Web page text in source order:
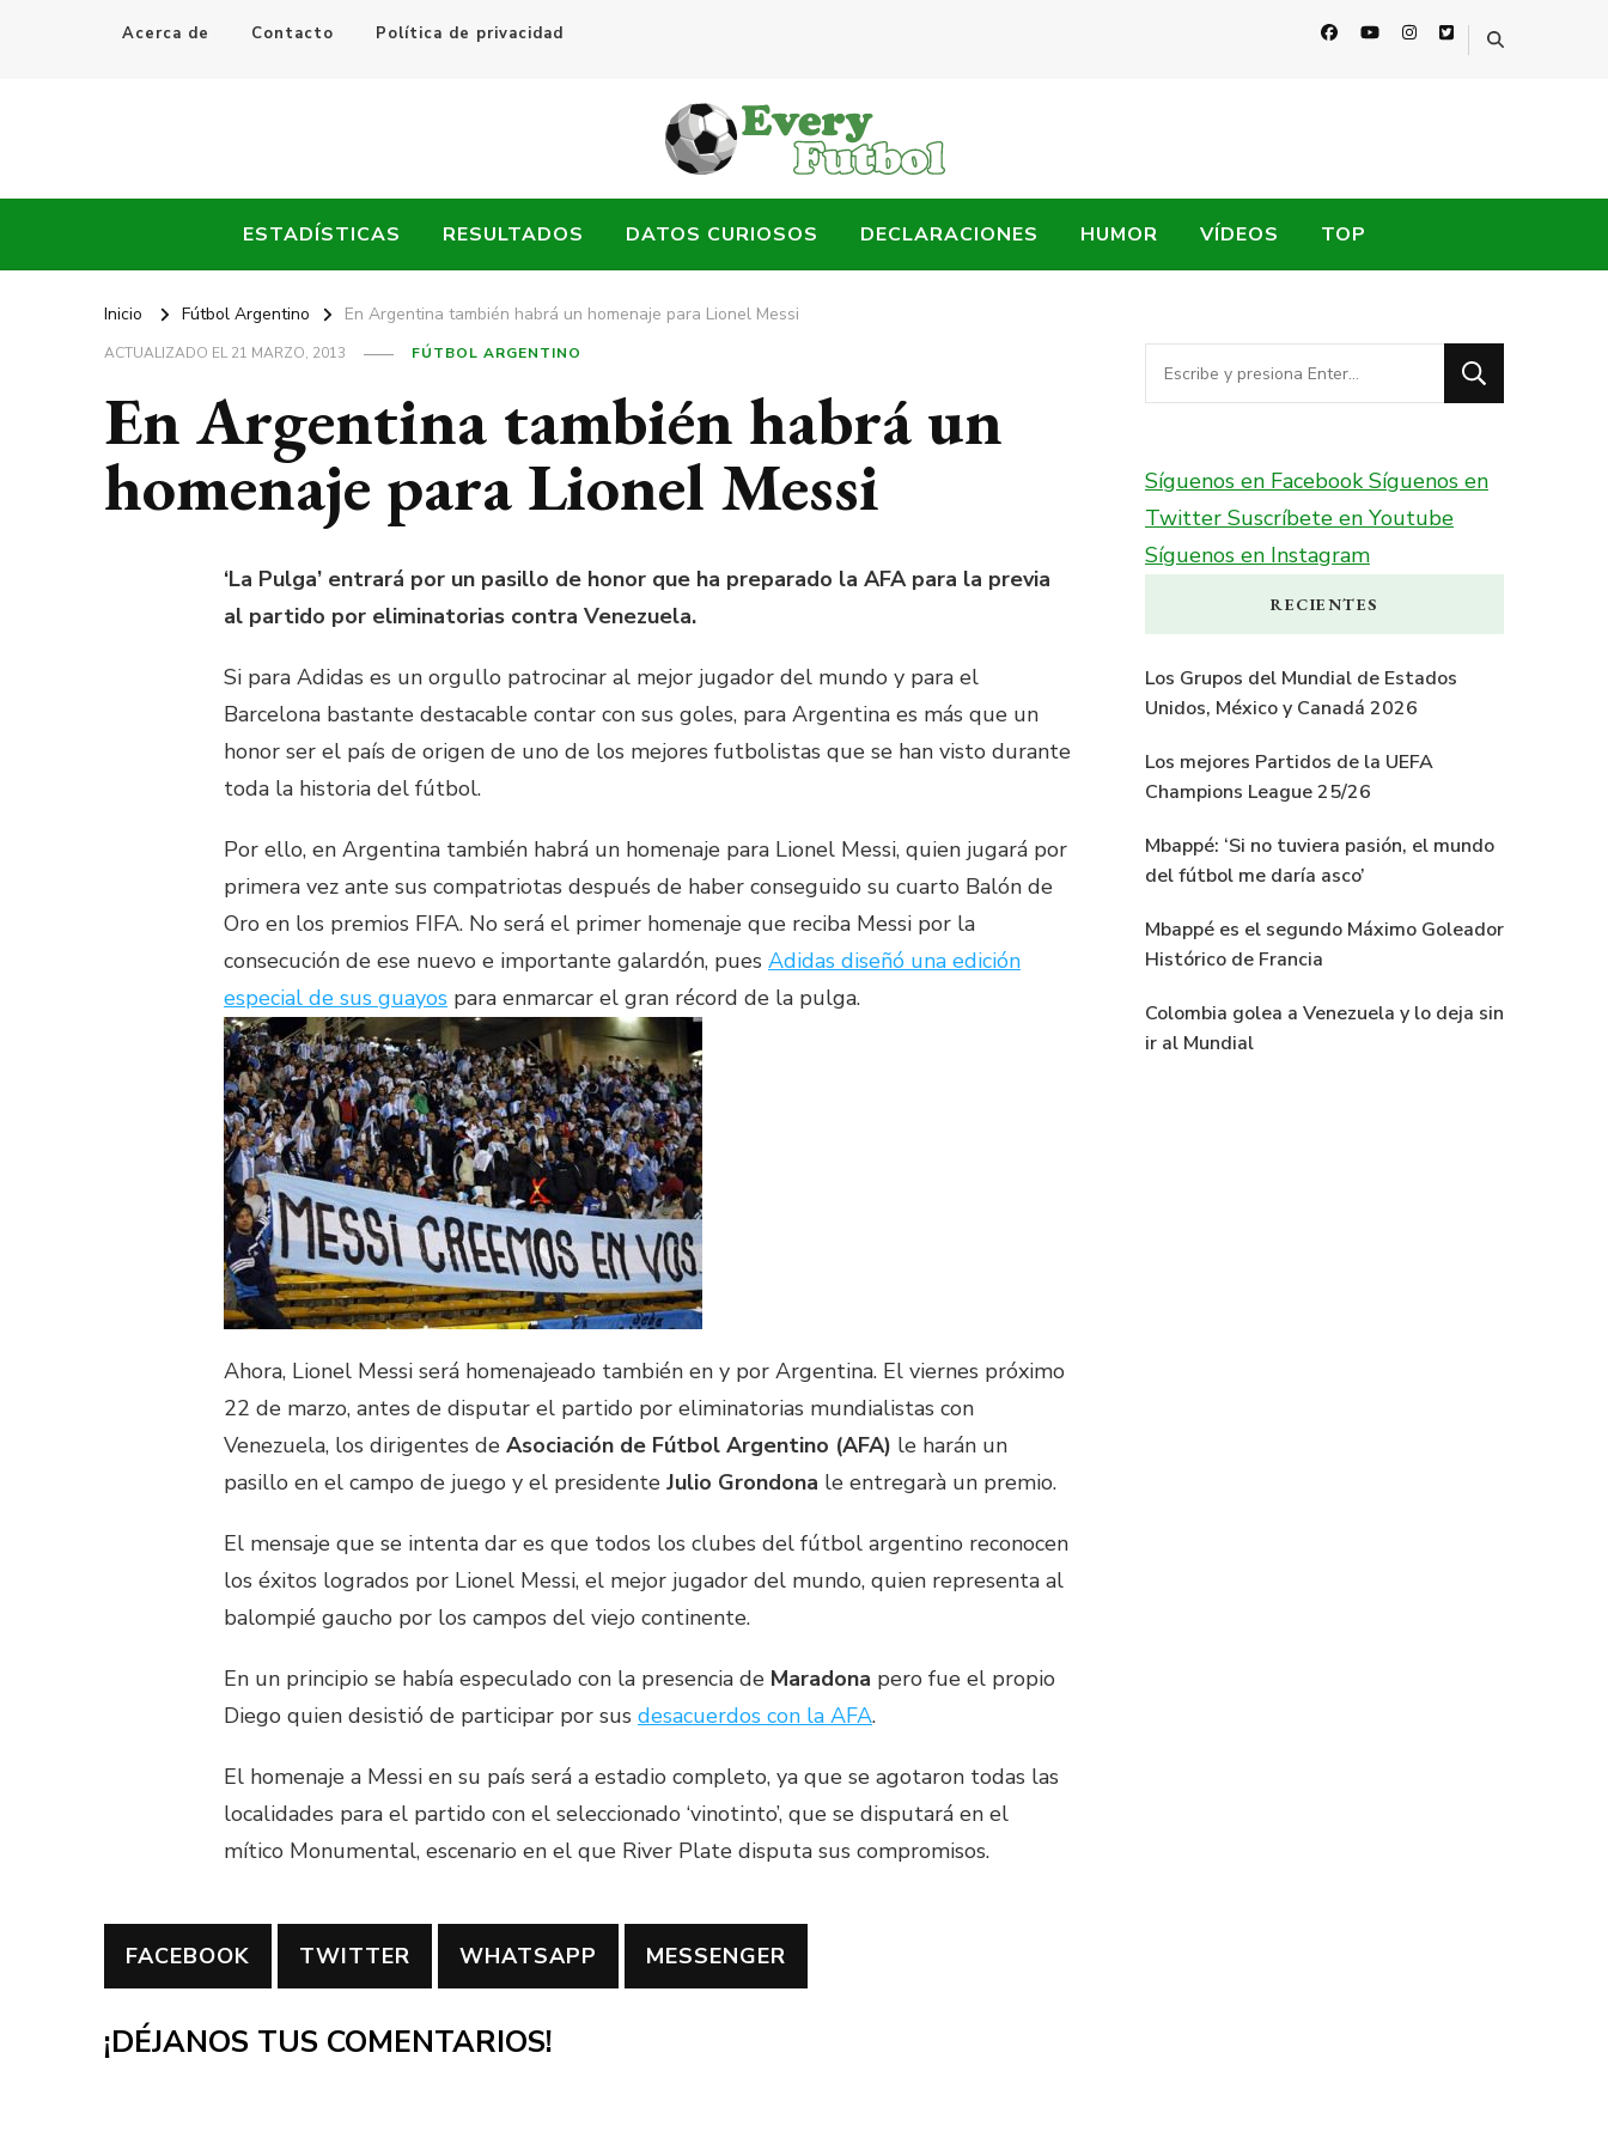
Acerca de Contacto Política de privacidad
Every Fútbol
ESTADÍSTICAS RESULTADOS DATOS CURIOSOS DECLARACIONES HUMOR VÍDEOS TOP
Inicio Fútbol Argentino En Argentina también habrá un homenaje para Lionel Messi
ACTUALIZADO EL21 MARZO, 2013 FÚTBOL ARGENTINO
En Argentina también habrá un
homenaje para Lionel Messi
‘La Pulga’ entrará por un pasillo de honor que ha preparado la AFA para la previa
al partido por eliminatorias contra Venezuela.
Si para Adidas es un orgullo patrocinar al mejor jugador del mundo y para el
Barcelona bastante destacable contar con sus goles, para Argentina es más que un
honor ser el país de origen de uno de los mejores futbolistas que se han visto durante
toda la historia del fútbol.
Por ello, en Argentina también habrá un homenaje para Lionel Messi, quien jugará por
primera vez ante sus compatriotas después de haber conseguido su cuarto Balón de
Oro en los premios FIFA. No será el primer homenaje que reciba Messi por la
consecución de ese nuevo e importante galardón, pues Adidas diseñó una edición
especial de sus guayos para enmarcar el gran récord de la pulga.
Ahora, Lionel Messi será homenajeado también en y por Argentina. El viernes próximo
22 de marzo, antes de disputar el partido por eliminatorias mundialistas con
Venezuela, los dirigentes de Asociación de Fútbol Argentino (AFA) le harán un
pasillo en el campo de juego y el presidente Julio Grondona le entregarà un premio.
El mensaje que se intenta dar es que todos los clubes del fútbol argentino reconocen
los éxitos logrados por Lionel Messi, el mejor jugador del mundo, quien representa al
balompié gaucho por los campos del viejo continente.
En un principio se había especulado con la presencia de Maradona pero fue el propio
Diego quien desistió de participar por sus desacuerdos con la AFA.
El homenaje a Messi en su país será a estadio completo, ya que se agotaron todas las
localidades para el partido con el seleccionado ‘vinotinto’, que se disputará en el
mítico Monumental, escenario en el que River Plate disputa sus compromisos.
FACEBOOK TWITTER WHATSAPP MESSENGER
¡DÉJANOS TUS COMENTARIOS!
¿Buscas
algo?
Síguenos en FacebookSíguenos en
Twitter Suscríbete en Youtube
Síguenos en Instagram
RECIENTES
Los Grupos del Mundial de Estados
Unidos, México y Canadá 2026
Los mejores Partidos de la UEFA
Champions League 25/26
Mbappé: ‘Si no tuviera pasión, el mundo
del fútbol me daría asco’
Mbappé es el segundo Máximo Goleador
Histórico de Francia
Colombia golea a Venezuela y lo deja sin
ir al Mundial